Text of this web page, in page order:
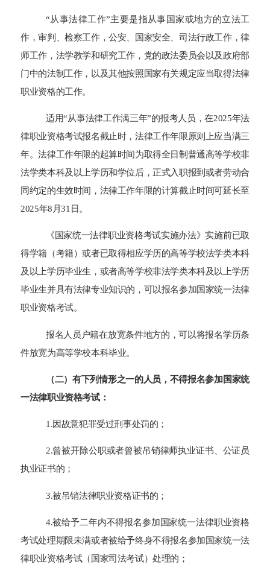
“从事法律工作”主要是指从事国家或地方的立法工
作，审判、检察工作，公安、国家安全、司法行政工作，律
师工作，法学教学和研究工作，党的政法委员会以及政府部
门中的法制工作，以及其他按照国家有关规定应当取得法律
职业资格的工作。
适用“从事法律工作满三年”的报考人员，在2025年法
律职业资格考试报名截止时，法律工作年限原则上应当满三
年。法律工作年限的起算时间为取得全日制普通高等学校非
法学类本科及以上学历和学位后，正式入职报到或者劳动合
同约定的生效时间，法律工作年限的计算截止时间可延长至
2025年8月31日。
《国家统一法律职业资格考试实施办法》实施前已取
得学籍（考籍）或者已取得相应学历的高等学校法学类本科
及以上学历毕业生，或者高等学校非法学类本科及以上学历
毕业生并具有法律专业知识的，可以报名参加国家统一法律
职业资格考试。
报名人员户籍在放宽条件地方的，可以将报名学历条
件放宽为高等学校本科毕业。
（二）有下列情形之一的人员，不得报名参加国家统
一法律职业资格考试：
1.因故意犯罪受过刑事处罚的；
2.曾被开除公职或者曾被吊销律师执业证书、公证员
执业证书的；
3.被吊销法律职业资格证书的；
4.被给予二年内不得报名参加国家统一法律职业资格
考试处理期限未满或者被给予终身不得报名参加国家统一法
律职业资格考试（国家司法考试）处理的；